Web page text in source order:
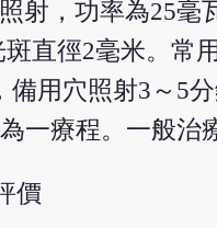
射，功率為25毫
斑直徑2毫米。常
備用穴照射3～5
一療程。一般治
價